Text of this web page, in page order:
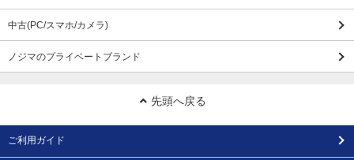
中古(PC/スマホ/カメラ)
ノジマのプライベートブランド
先頭へ戻る
ご利用ガイド